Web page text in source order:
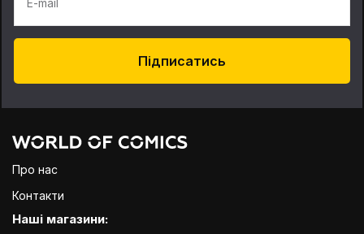
E-mail
Підписатись
Про нас
Контакти
Наші магазини: